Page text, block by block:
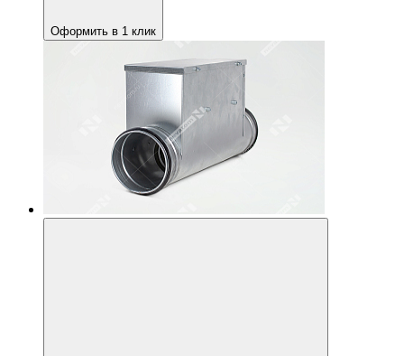
Оформить в 1 клик